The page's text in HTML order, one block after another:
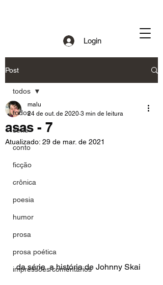
Login
Post
todos
série
conto
ficção
crônica
poesia
humor
prosa
prosa poética
impressões/comentários
todos
asas - 7
malu
24 de out. de 2020 3 min de leitura
Atualizado: 29 de mar. de 2021
da série  a história de Johnny Skai